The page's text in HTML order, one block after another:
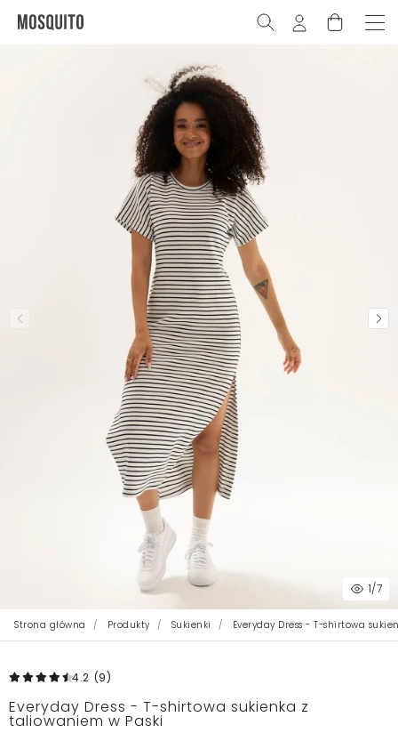
1/7
Strona główna Produkty Sukienki Everyday Dress - T-shirtowa
4.2 (9)
Everyday Dress - T-shirtowa sukienka z
taliowaniem w Paski